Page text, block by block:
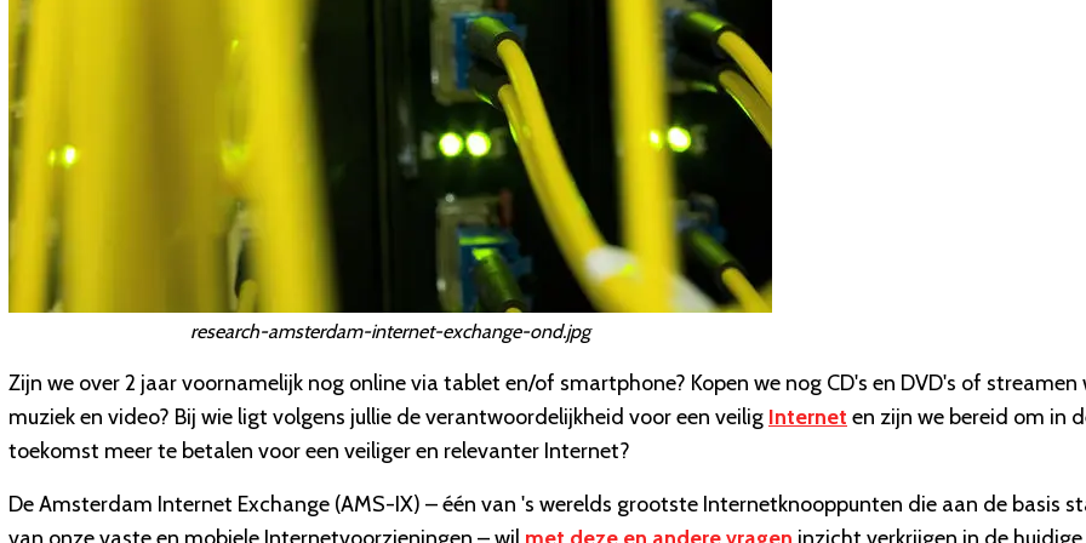
research-amsterdam-internet-exchange-ond.jpg
Zijn we over 2 jaar voornamelijk nog online via tablet en/of smartphone? Kopen we nog CD's en DVD's of streamen
muziek en video? Bij wie ligt volgens jullie de verantwoordelijkheid voor een veilig Internet en zijn we bereid om in
toekomst meer te betalen voor een veiliger en relevanter Internet?
De Amsterdam Internet Exchange (AMS-IX) – één van 's werelds grootste Internetknooppunten die aan de basis